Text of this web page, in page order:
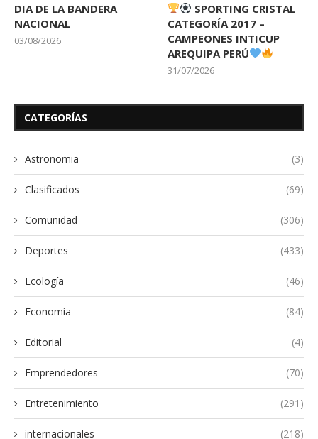
DIA DE LA BANDERA
NACIONAL
03/08/2026
SPORTING CRISTAL
CATEGORÍA 2017 –
CAMPEONES INTICUP
AREQUIPA PERÚ
31/07/2026
CATEGORÍAS
Astronomia (3)
Clasificados (69)
Comunidad (306)
Deportes (433)
Ecología (46)
Economía (84)
Editorial (4)
Emprendedores (70)
Entretenimiento (291)
internacionales (218)